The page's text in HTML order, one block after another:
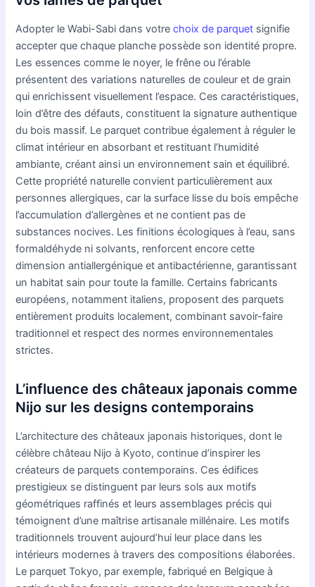
Adopter le Wabi-Sabi dans votrechoix de parquet signifie
accepter que chaque planche possède son identité propre.
Les essences comme le noyer, le frêne ou l’érable
présentent des variations naturelles de couleur et de grain
qui enrichissent visuellement l’espace. Ces caractéristiques,
loin d’être des défauts, constituent la signature authentique
du bois massif. Le parquet contribue également à réguler le
climat intérieur en absorbant et restituant l’humidité
ambiante, créant ainsi un environnement sain et équilibré.
Cette propriété naturelle convient particulièrement aux
personnes allergiques, car la surface lisse du bois empêche
l’accumulation d’allergènes et ne contient pas de
substances nocives. Les finitions écologiques à l’eau, sans
formaldéhyde ni solvants, renforcent encore cette
dimension antiallergénique et antibactérienne, garantissant
un habitat sain pour toute la famille. Certains fabricants
européens, notamment italiens, proposent des parquets
entièrement produits localement, combinant savoir-faire
traditionnel et respect des normes environnementales
strictes.
L’influence des châteaux japonais comme
Nijo sur les designs contemporains
L’architecture des châteaux japonais historiques, dont le
célèbre château Nijo à Kyoto, continue d’inspirer les
créateurs de parquets contemporains. Ces édifices
prestigieux se distinguent par leurs sols aux motifs
géométriques raffinés et leurs assemblages précis qui
témoignent d’une maîtrise artisanale millénaire. Les motifs
traditionnels trouvent aujourd’hui leur place dans les
intérieurs modernes à travers des compositions élaborées.
Le parquet Tokyo, par exemple, fabriqué en Belgique à